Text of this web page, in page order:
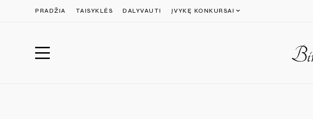
PRADŽIA TAISYKLĖS DALYVAUTI ĮVYKĘ KONKURSAI